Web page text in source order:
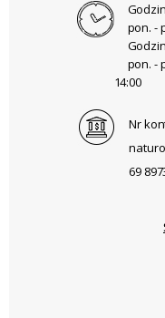
pon. -
pon. -
14:00
Nr
69